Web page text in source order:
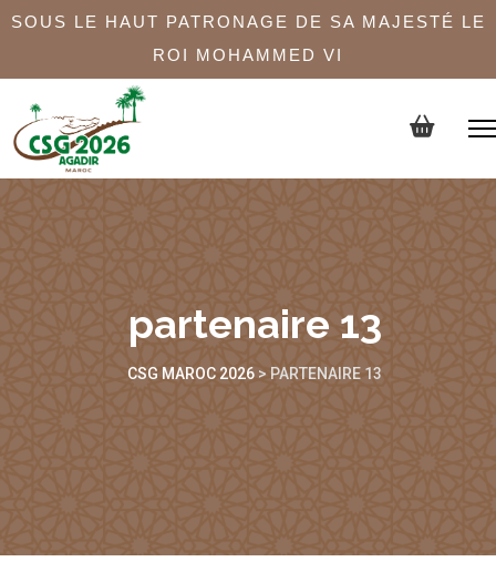
SOUS LE HAUT PATRONAGE DE SA MAJESTÉ LE
ROI MOHAMMED VI
partenaire 13
CSG MAROC 2026 > PARTENAIRE 13